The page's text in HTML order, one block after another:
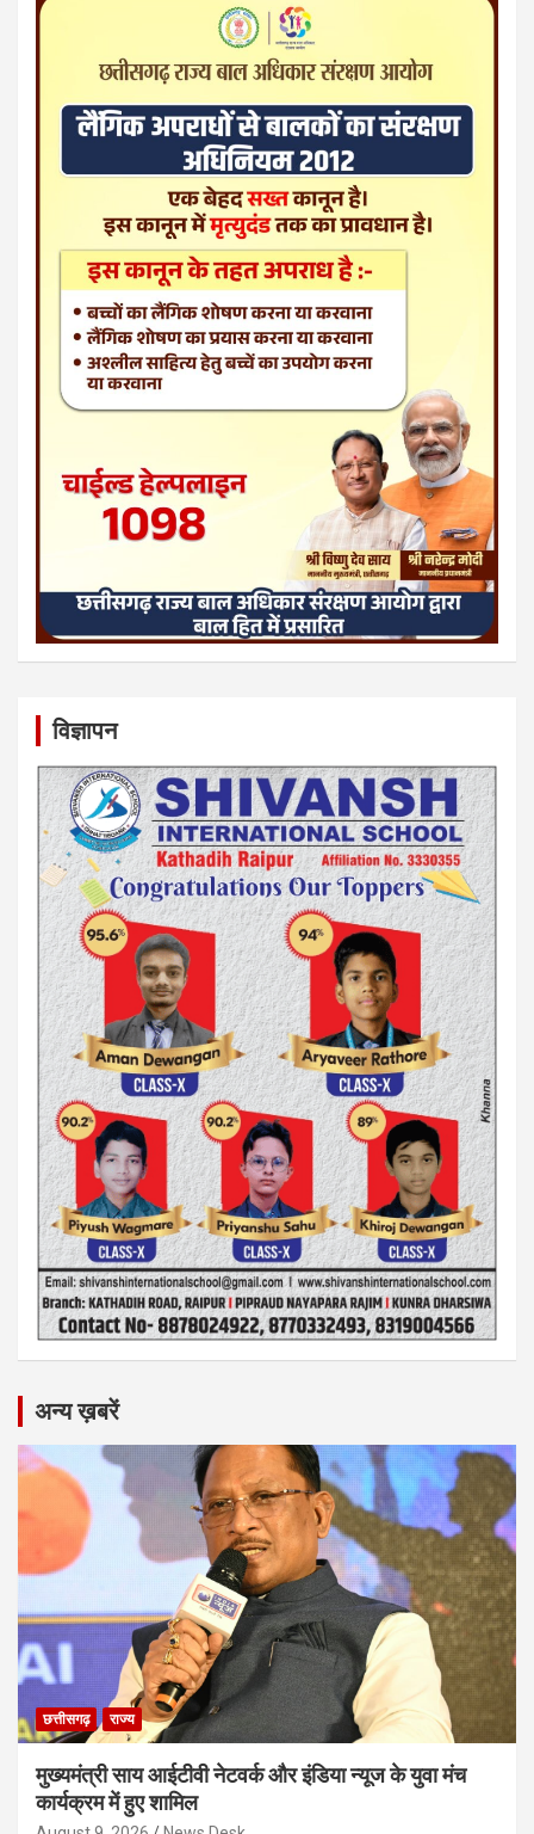
विज्ञापन
अन्य ख़बरें
छत्तीसगढ़ राज्य
मुख्यमंत्री साय आईटीवी नेटवर्क और इंडिया न्यूज के युवा मंच
कार्यक्रम में हुए शामिल